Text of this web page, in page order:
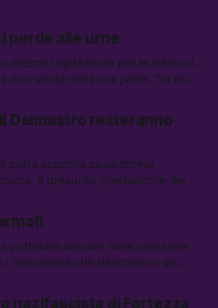
perde alle urne
cresce l’agitazione per le elezioni,
non va da nessuna parte. Tra le
in sicurezza la coalizione, e
la religione degli agenti IA
Delmastro resteranno
potrà scoprire cosa diceva
il presunto prestanome del
chiederà 36 miliardi di
e Grokipedia è già stata
potrebbe arrivare nelle prossime
i retroscena che descrivono gli
il boom dei carburanti
nazifascista di Fortezza